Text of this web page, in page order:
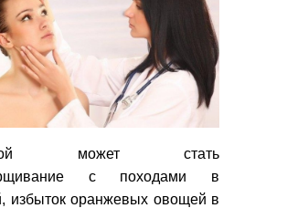
может стать
с походами в
избыток оранжевых овощей в